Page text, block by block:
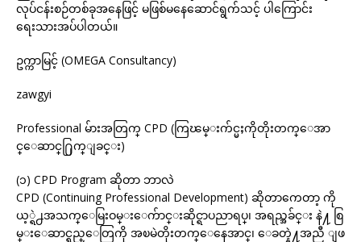
လုပ်ငန်းစဉ်တစ်ခုအနေဖြင့် မဖြစ်မနေဆောင်ရွက်သင့် ပါကြောင်း
ရေးသားအပ်ပါတယ်။
ဥက္ကာမြင့် (OMEGA Consultancy)
zawgyi
Professional မ်ားအတြက္ CPD (ကြၽမ္းက်င္မႈကိုတိုးတက္ေအာ
င္ေဆာင္႐ြက္ျခင္း)
(၁) CPD Program ဆိုတာ ဘာလဲ
CPD (Continuing Professional Development) ဆိုတာကေတာ့ ကို
ယ့္ရဲ႕အသက္ေမြးဝမ္းေက်ာင္းဆိုင္ရာပညာရပ္၊ အရည္အခ်င္း နဲ႔ စြ
မ္းေဆာင္ရည္ေတြကို အၿမဲတိုးတက္ေနေအာင္၊ ေခတ္နဲ႔အညီ ျဖ